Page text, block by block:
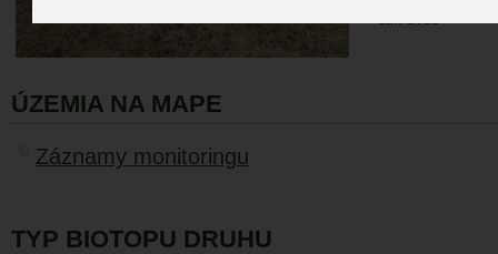
12.8.2022
ÚZEMIA NA MAPE
Záznamy monitoringu
TYP BIOTOPU DRUHU